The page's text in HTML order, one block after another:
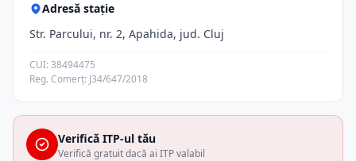
Adresă stație
Str. Parcului, nr. 2, Apahida, jud. Cluj
CUI: 38494475
Reg. Comerț: J34/647/2018
Verifică ITP-ul tău
Verifică gratuit dacă ai ITP valabil